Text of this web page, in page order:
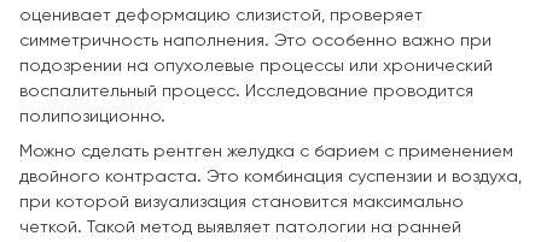
оценивает деформацию слизистой, проверяет
симметричность наполнения. Это особенно важно при
подозрении на опухолевые процессы или хронический
воспалительный процесс. Исследование проводится
полипозиционно.
Можно сделать рентген желудка с барием с применением
двойного контраста. Это комбинация суспензии и воздуха,
при которой визуализация становится максимально
четкой. Такой метод выявляет патологии на ранней